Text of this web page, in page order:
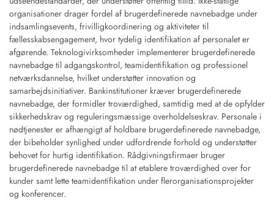
organisationer drager fordel af brugerdefinerede navnebadge under
indsamlingsevents, frivilligkoordinering og aktiviteter til
fællesskabsengagement, hvor tydelig identifikation af personalet er
afgørende. Teknologivirksomheder implementerer brugerdefinerede
navnebadge til adgangskontrol, teamidentifikation og professionel
netværksdannelse, hvilket understøtter innovation og
samarbejdsinitiativer. Bankinstitutioner kræver brugerdefinerede
navnebadge, der formidler troværdighed, samtidig med at de opfylder
sikkerhedskrav og reguleringsmæssige overholdelseskrav. Personale i
nødtjenester er afhængigt af holdbare brugerdefinerede navnebadge,
der bibeholder synlighed under udfordrende forhold og understøtter
behovet for hurtig identifikation. Rådgivningsfirmaer bruger
brugerdefinerede navnebadge til at etablere troværdighed over for
kunder samt lette teamidentifikation under flerorganisationsprojekter
og konferencer.